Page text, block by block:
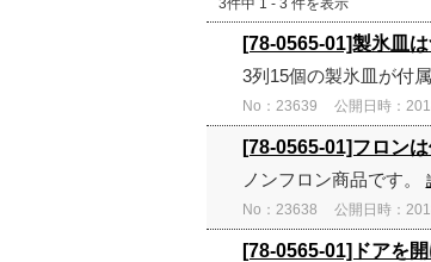
3件中 1 - 3 件を表示
[78-0565-01]製氷皿
3列15個の製氷皿が付
No：23639
公開日時：
[78-0565-01]フロン
ノンフロン商品です。
No：23638
公開日時：
[78-0565-01]ドアを